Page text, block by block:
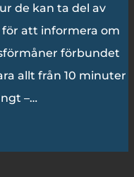
de kan ta del av
att informera om
förbundet
allt från 10 minuter
–…